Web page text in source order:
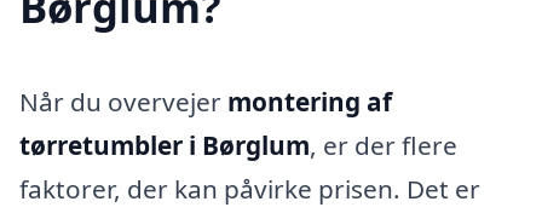
Når du overvejer montering af
tørretumbler i Børglum, er der flere
faktorer, der kan påvirke prisen. Det er